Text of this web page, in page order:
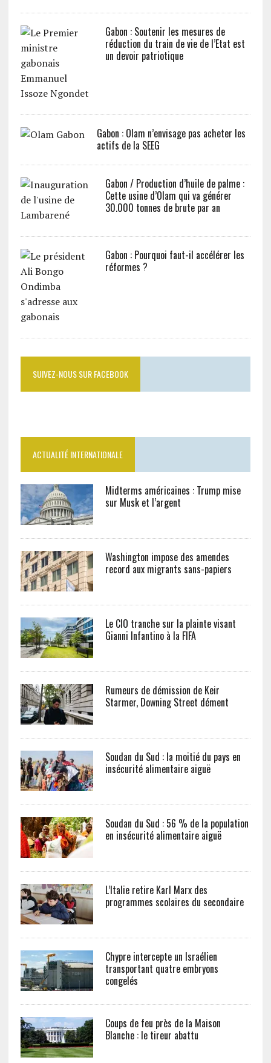
Gabon : Soutenir les mesures de
réduction du train de vie de l’Etat est
un devoir patriotique
Gabon : Olam n’envisage pas acheter les
actifs de la SEEG
Gabon / Production d’huile de palme :
Cette usine d’Olam qui va générer
30.000 tonnes de brute par an
Gabon : Pourquoi faut-il accélérer les
réformes ?
SUIVEZ-NOUS SUR FACEBOOK
ACTUALITÉ INTERNATIONALE
Midterms américaines : Trump mise
sur Musk et l’argent
Washington impose des amendes
record aux migrants sans-papiers
Le CIO tranche sur la plainte visant
Gianni Infantino à la FIFA
Rumeurs de démission de Keir
Starmer, Downing Street dément
Soudan du Sud : la moitié du pays en
insécurité alimentaire aiguë
Soudan du Sud : 56 % de la population
en insécurité alimentaire aiguë
L’Italie retire Karl Marx des
programmes scolaires du secondaire
Chypre intercepte un Israélien
transportant quatre embryons
congelés
Coups de feu près de la Maison
Blanche : le tireur abattu